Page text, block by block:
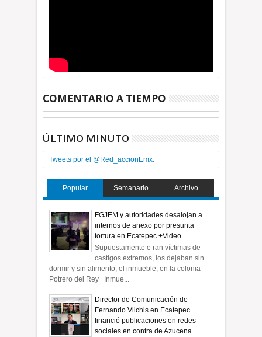
COMENTARIO A TIEMPO
ÚLTIMO MINUTO
Tweets por el @Red_accionEmx.
Popular Semanario Archivo
FGJEM y autoridades desalojan a
internos de anexo por presunta
tortura en Ecatepec +Video
Supuestamente e ran víctimas de
castigos extremos, los dejaban sin
dormir y sin alimento; el inmueble, en la colonia
Potrero del Rey Inmue...
Director de Comunicación de
Fernando Vilchis en Ecatepec
financió publicaciones en redes
sociales en contra de Azucena